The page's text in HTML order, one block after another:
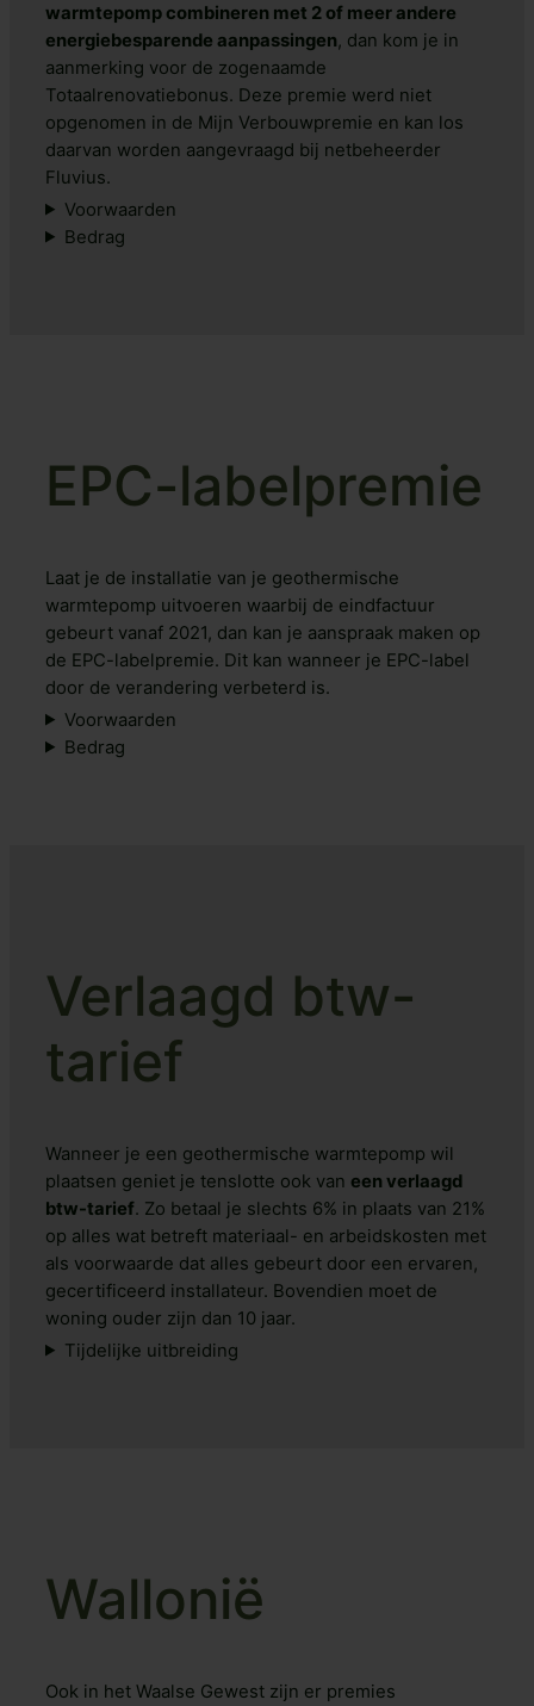
warmtepomp combineren met 2 of meer andere
energiebesparende aanpassingen, dan kom je in
aanmerking voor de zogenaamde
Totaalrenovatiebonus. Deze premie werd niet
opgenomen in de Mijn Verbouwpremie en kan los
daarvan worden aangevraagd bij netbeheerder
Fluvius.
Voorwaarden
Bedrag
EPC-labelpremie
Laat je de installatie van je geothermische
warmtepomp uitvoeren waarbij de eindfactuur
gebeurt vanaf 2021, dan kan je aanspraak maken op
de EPC-labelpremie. Dit kan wanneer je EPC-label
door de verandering verbeterd is.
Voorwaarden
Bedrag
Verlaagd btw-
tarief
Wanneer je een geothermische warmtepomp wil
plaatsen geniet je tenslotte ook van een verlaagd
btw-tarief. Zo betaal je slechts 6% in plaats van 21%
op alles wat betreft materiaal- en arbeidskosten met
als voorwaarde dat alles gebeurt door een ervaren,
gecertificeerd installateur. Bovendien moet de
woning ouder zijn dan 10 jaar.
Tijdelijke uitbreiding
Wallonië
Ook in het Waalse Gewest zijn er premies